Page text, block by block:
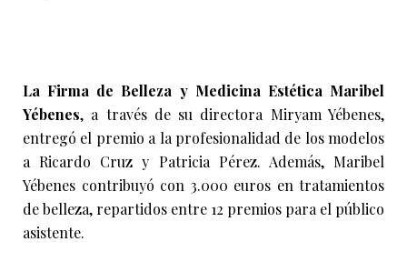
La Firma de Belleza y Medicina Estética Maribel
Yébenes, a través de su directora Miryam Yébenes,
entregó el premio a la profesionalidad de los modelos
a Ricardo Cruz y Patricia Pérez. Además, Maribel
Yébenes contribuyó con 3.000 euros en tratamientos
de belleza, repartidos entre 12 premios para el público
asistente.